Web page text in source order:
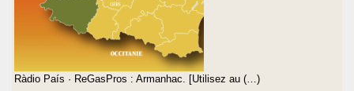
Ràdio País · ReGasPros : Armanhac. [Utilisez au (…)